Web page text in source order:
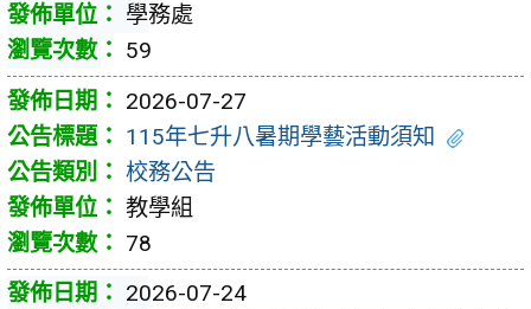
學務處
59
2026-07-27
115年七升八暑期學藝活動須知
校務公告
教學組
78
2026-07-24